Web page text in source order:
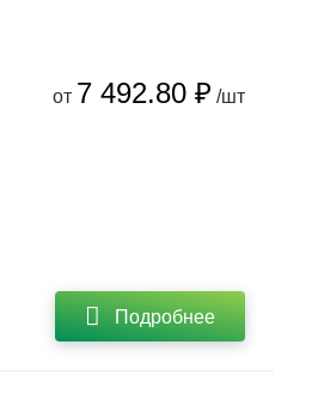
от 7 492.80 ₽ /шт
Подробнее